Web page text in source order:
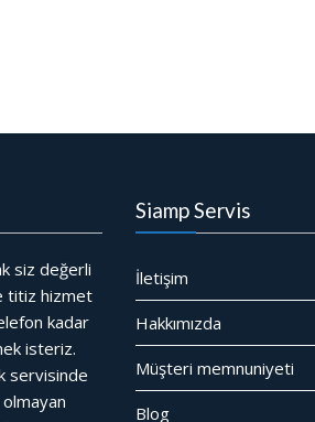
siz değerli
titiz hizmet
kadar
isteriz.
servisinde
Siamp Servis
İletişim
Hakkımızda
Müşteri memnuniyeti
Blog